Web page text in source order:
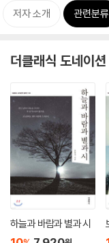
저자 소개 관련분류
더클래식 도네이
하늘과 바람과 별과 시